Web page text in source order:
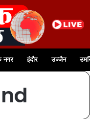
नगर इंदौर उज्जैन